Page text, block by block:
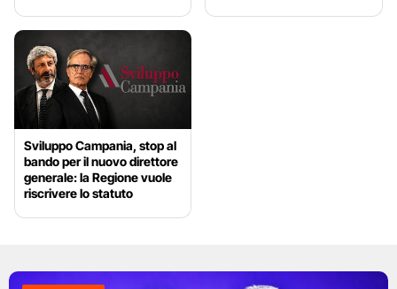
Sviluppo Campania, stop al
bando per il nuovo direttore
generale: la Regione vuole
riscrivere lo statuto